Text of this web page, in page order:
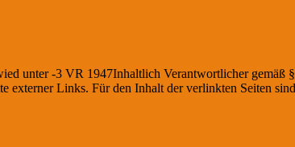
unter -3 VR 1947Inhaltlich Verantwortlicher
Links. Für den Inhalt der verlinkten Seiten